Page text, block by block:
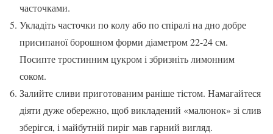
часточками.
Укладіть часточки по колу або по спіралі на дно добре
присипаної борошном форми діаметром 22-24 см.
Посипте тростинним цукром і збризніть лимонним
соком.
Залийте сливи приготованим раніше тістом. Намагайтеся
діяти дуже обережно, щоб викладений «малюнок» зі слив
зберігся, і майбутній пиріг мав гарний вигляд.